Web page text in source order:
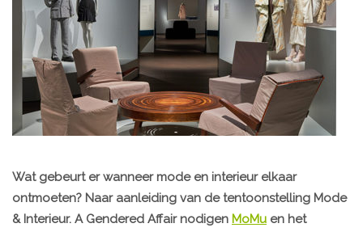
Wat gebeurt er wanneer mode en interieur elkaar
ontmoeten? Naar aanleiding van de tentoonstelling Mode
& Interieur. A Gendered Affair nodigen MoMu en het